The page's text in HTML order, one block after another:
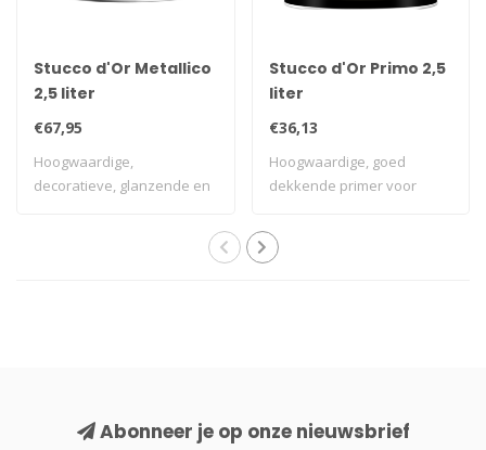
Stucco d'Or Metallico
2,5 liter
€67,95
Hoogwaardige,
decoratieve, glanzende en
Stucco d'Or Primo 2,5
liter
€36,13
Hoogwaardige, goed
dekkende primer voor
Abonneer je op onze nieuwsbrief